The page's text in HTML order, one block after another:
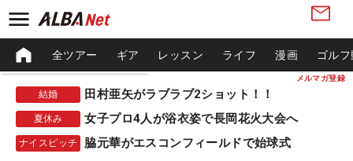
メルマガ登録
全ツアー ギア レッスン ライフ 漫画 ゴル
結婚 田村亜矢がラブラブ2ショット！！
夏休み 女子プロ4人が浴衣姿で長岡花火大会へ
ナイスピッチ 脇元華がエスコンフィールドで始球式